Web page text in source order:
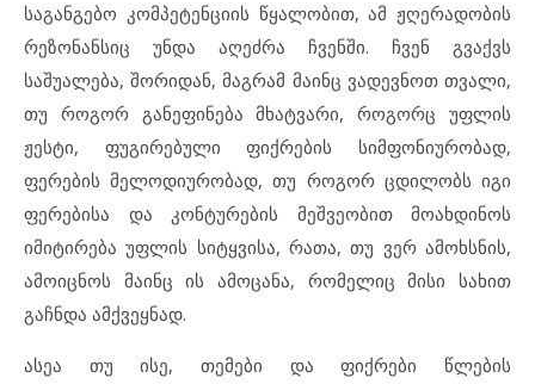
საგანგებო კომპეტენციის წყალობით, ამ ჟღერადობის
რეზონანსიც უნდა აღეძრა ჩვენში. ჩვენ გვაქვს
საშუალება, შორიდან, მაგრამ მაინც ვადევნოთ თვალი,
თუ როგორ განეფინება მხატვარი, როგორც უფლის
ჟესტი, ფუგირებული ფიქრების სიმფონიურობად,
ფერების მელოდიურობად, თუ როგორ ცდილობს იგი
ფერებისა და კონტურების მეშვეობით მოახდინოს
იმიტირება უფლის სიტყვისა, რათა, თუ ვერ ამოხსნის,
ამოიცნოს მაინც ის ამოცანა, რომელიც მისი სახით
გაჩნდა ამქვეყნად.
ასეა თუ ისე, თემები და ფიქრები წლების